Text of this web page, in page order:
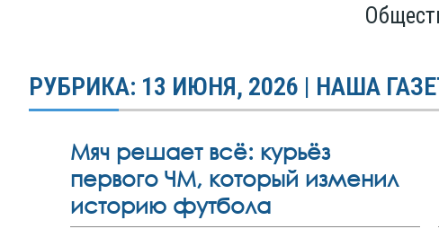
РУБРИКА: 13 ИЮНЯ, 2026 | НАША
Мяч решает всё: курьёз
первого ЧМ, который изменил
историю футбола